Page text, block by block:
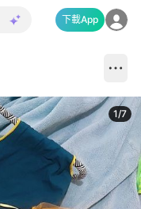
下載App
1/7